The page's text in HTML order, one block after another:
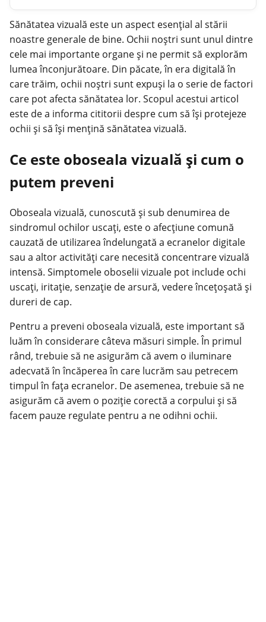
Sănătatea vizuală este un aspect esențial al stării
noastre generale de bine. Ochii noștri sunt unul dintre
cele mai importante organe și ne permit să explorăm
lumea înconjurătoare. Din păcate, în era digitală în
care trăim, ochii noștri sunt expuși la o serie de factori
care pot afecta sănătatea lor. Scopul acestui articol
este de a informa cititorii despre cum să își protejeze
ochii și să își mențină sănătatea vizuală.
Ce este oboseala vizuală și cum o
putem preveni
Oboseala vizuală, cunoscută și sub denumirea de
sindromul ochilor uscați, este o afecțiune comună
cauzată de utilizarea îndelungată a ecranelor digitale
sau a altor activități care necesită concentrare vizuală
intensă. Simptomele oboselii vizuale pot include ochi
uscați, iritație, senzație de arsură, vedere încețoșată și
dureri de cap.
Pentru a preveni oboseala vizuală, este important să
luăm în considerare câteva măsuri simple. În primul
rând, trebuie să ne asigurăm că avem o iluminare
adecvată în încăperea în care lucrăm sau petrecem
timpul în fața ecranelor. De asemenea, trebuie să ne
asigurăm că avem o poziție corectă a corpului și să
facem pauze regulate pentru a ne odihni ochii.